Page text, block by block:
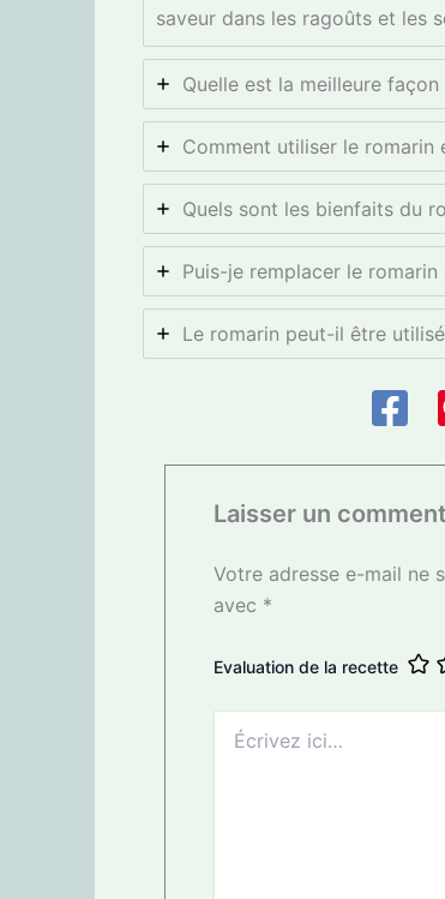
saveur dans les ragoûts et les
Quelle est la meilleure
Comment utiliser le romarin
Quels sont les bienfaits du
Puis-je remplacer le
Le romarin peut-il être
Laisser un
Votre adresse e-mail ne
avec *
Evaluation de la recette
ici…